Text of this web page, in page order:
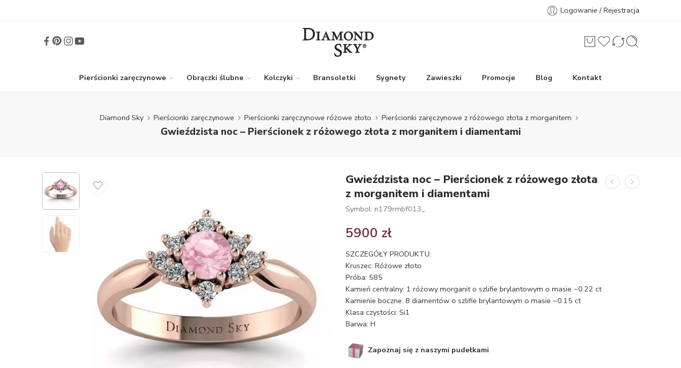
Logowanie / Rejestracja
Pierścionki zaręczynowe Obrączki ślubne Kolczyki Bransoletki Sygnety Zawieszki Promocje Blog Kontakt
Diamond Sky Pierścionki zaręczynowe Pierścionki zaręczynowe różowe złoto Pierścionki zaręczynowe z różowego złota z morganitem
Gwieździsta noc – Pierścionek z różowego złota z morganitem i diamentami
Gwieździsta noc – Pierścionek z różowego złota
z morganitem i diamentami
Symbol: n179rmbf013_
5900 zł
SZCZEGÓŁY PRODUKTU:
Kruszec: Różowe złoto
Próba: 585
Kamień centralny: 1 różowy morganit o szlifie brylantowym o masie ~0.22 ct
Kamienie boczne: 8 diamentów o szlifie brylantowym o masie ~0.15 ct
Klasa czystości: Si1
Barwa: H
Zapoznaj się z naszymi pudełkami